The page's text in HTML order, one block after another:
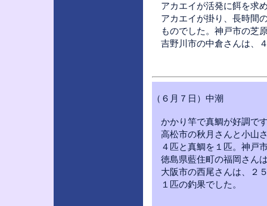
アカエイが活発に餌を求
アカエイが掛り、長時間
ものでした。神戸市の芝
吉野川市の中倉さんは、
（６月７日）中潮
かかり竿で真鯛が好調で
高松市の秋月さんと小山
４匹と真鯛を１匹。神戸
徳島県藍住町の福岡さん
大阪市の西尾さんは、２
１匹の釣果でした。